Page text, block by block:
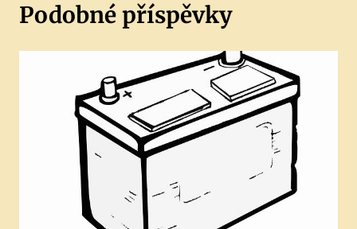
Podobné příspěvky